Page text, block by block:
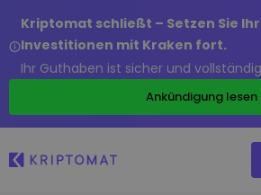
Kriptomat schließt – Setzen Sie
Investitionen mit Kraken fort.
Ihr Guthaben ist sicher und
Ankündigung lesen